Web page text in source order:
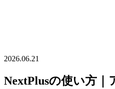
2026.06.21
NextPlusの使い方｜